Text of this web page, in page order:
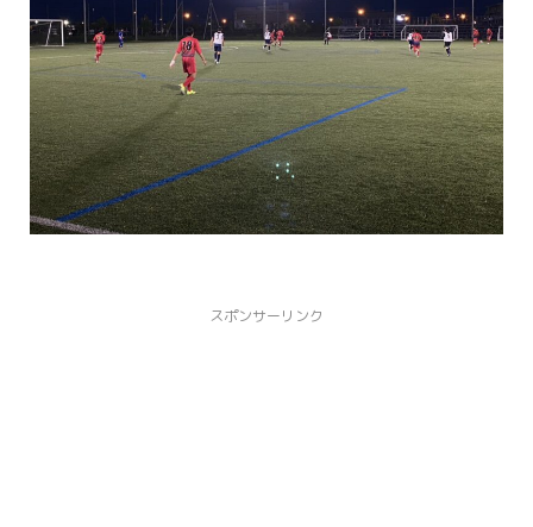
スポンサーリンク